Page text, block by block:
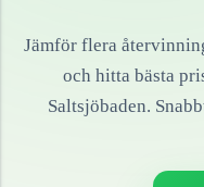
Jämför flera
och hitta bästa
Saltsjöbaden.